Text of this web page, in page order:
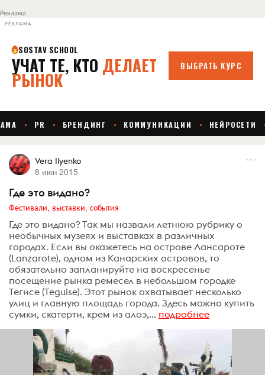
Реклама
РЕКЛАМА
Vera Ilyenko
8 июн 2015
Где это видано?
Фестивали, выставки, события
Где это видано? Так мы назвали летнюю рубрику о
необычных музеях и выставках в различных
городах. Если вы окажетесь на острове Лансароте
(Lanzarote), одном из Канарских островов, то
обязательно запланируйте на воскресенье
посещение рынка ремесел в небольшом городке
Тегисе (Teguise). Этот рынок охватывает несколько
улиц и главную площадь города. Здесь можно купить
сумки, скатерти, крем из алоэ,... подробнее